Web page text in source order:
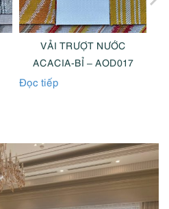
VẢI TRƯỢT NƯỚC
ACACIA-BỈ – AOD017
Đọc tiếp